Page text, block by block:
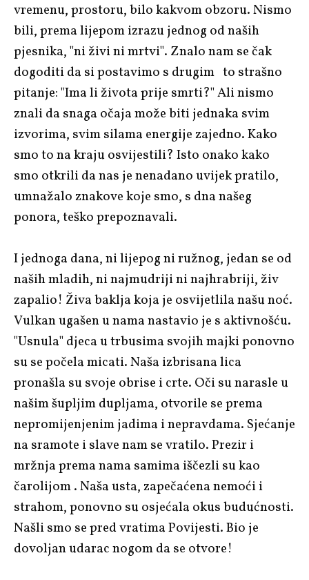
vremenu, prostoru, bilo kakvom obzoru. Nismo
bili, prema lijepom izrazu jednog od naših
pjesnika, "ni živi ni mrtvi". Znalo nam se čak
dogoditi da si postavimo s drugim to strašno
pitanje: "Ima li života prije smrti?" Ali nismo
znali da snaga očaja može biti jednaka svim
izvorima, svim silama energije zajedno. Kako
smo to na kraju osvijestili? Isto onako kako
smo otkrili da nas je nenadano uvijek pratilo,
umnažalo znakove koje smo, s dna našeg
ponora, teško prepoznavali.
I jednoga dana, ni lijepog ni ružnog, jedan se od
naših mladih, ni najmudriji ni najhrabriji, živ
zapalio! Živa baklja koja je osvijetlila našu noć.
Vulkan ugašen u nama nastavio je s aktivnošću.
"Usnula" djeca u trbusima svojih majki ponovno
su se počela micati. Naša izbrisana lica
pronašla su svoje obrise i crte. Oči su narasle u
našim šupljim dupljama, otvorile se prema
nepromijenjenim jadima i nepravdama. Sjećanje
na sramote i slave nam se vratilo. Prezir i
mržnja prema nama samima iščezli su kao
čarolijom . Naša usta, zapečaćena nemoći i
strahom, ponovno su osjećala okus budućnosti.
Našli smo se pred vratima Povijesti. Bio je
dovoljan udarac nogom da se otvore!